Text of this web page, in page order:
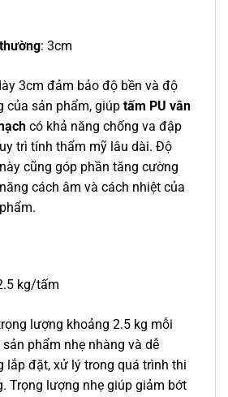
: 3cm
3cm đảm bảo độ bền và độ
của sản phẩm, giúp tấm PU vân
có khả năng chống va đập
trì tính thẩm mỹ lâu dài. Độ
cũng góp phần tăng cường
cách âm và cách nhiệt của
kg/tấm
lượng khoảng 2.5 kg mỗi
sản phẩm nhẹ nhàng và dễ
lắp đặt, xử lý trong quá trình thi
Trọng lượng nhẹ giúp giảm bớt